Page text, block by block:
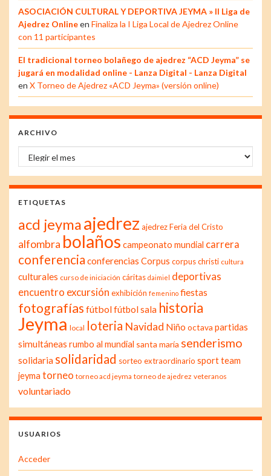
ASOCIACIÓN CULTURAL Y DEPORTIVA JEYMA » II Liga de
Ajedrez Onlineen Finaliza la I Liga Local de Ajedrez Online
con 11 participantes
El tradicional torneo bolañego de ajedrez “ACD Jeyma” se
jugará en modalidad online - Lanza Digital - Lanza Digital
en X Torneo de Ajedrez «ACD Jeyma» (versión online)
ARCHIVO
Archivo
ETIQUETAS
acd jeymaajedrez ajedrez Feria del Cristo
alfombra bolaños campeonato mundial carrera
conferencia conferencias Corpus corpus christi cultura
culturales curso de iniciación cáritas daimiel deportivas
encuentro excursión exhibición femenino fiestas
fotografías fútbolfútbol sala historia
Jeyma local loteria Navidad Niño octava partidas
simultáneas rumbo al mundial santa maría senderismo
solidaria solidaridad sorteo extraordinario sport team
jeyma torneo torneo acd jeyma torneo de ajedrez veteranos
voluntariado
USUARIOS
Acceder